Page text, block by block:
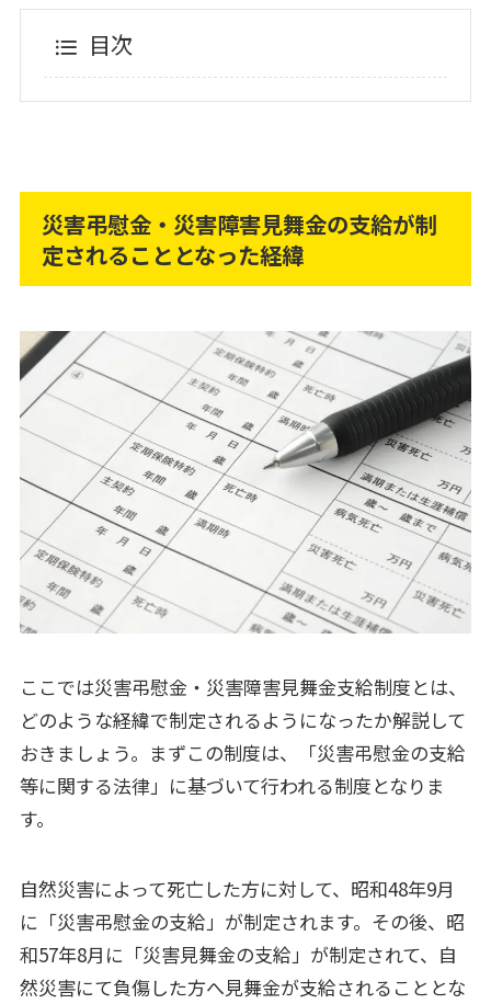
目次
災害弔慰金・災害障害見舞金の支給が制
定されることとなった経緯
ここでは災害弔慰金・災害障害見舞金支給制度とは、
どのような経緯で制定されるようになったか解説して
おきましょう。まずこの制度は、「災害弔慰金の支給
等に関する法律」に基づいて行われる制度となりま
す。
自然災害によって死亡した方に対して、昭和48年9月
に「災害弔慰金の支給」が制定されます。その後、昭
和57年8月に「災害見舞金の支給」が制定されて、自
然災害にて負傷した方へ見舞金が支給されることとな